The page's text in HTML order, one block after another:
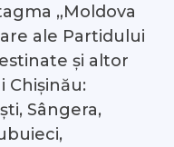
„Moldova
ale Partidului
și altor
Chișinău:
Sângera,